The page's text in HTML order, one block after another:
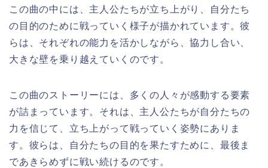
この曲の中には、主人公たちが立ち上がり、自分たち
の目的のために戦っていく様子が描かれています。彼
らは、それぞれの能力を活かしながら、協力し合い、
大きな壁を乗り越えていくのです。
この曲のストーリーには、多くの人々が感動する要素
が詰まっています。それは、主人公たちが自分たちの
力を信じて、立ち上がって戦っていく姿勢にありま
す。彼らは、自分たちの目的を果たすために、最後ま
であきらめずに戦い続けるのです。